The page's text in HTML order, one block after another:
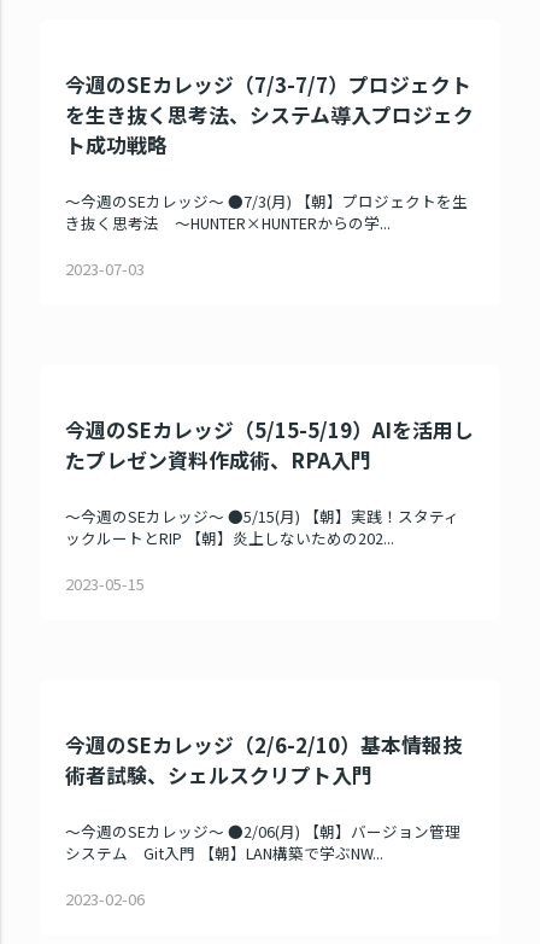
今週のSEカレッジ（7/3-7/7）プロジェクト
を生き抜く思考法、システム導入プロジェク
ト成功戦略
～今週のSEカレッジ～ ●7/3(月) 【朝】プロジェクトを生
き抜く思考法 ～HUNTER×HUNTERからの学...
2023-07-03
今週のSEカレッジ（5/15-5/19）AIを活用し
たプレゼン資料作成術、RPA入門
～今週のSEカレッジ～ ●5/15(月) 【朝】実践！スタティ
ックルートとRIP 【朝】炎上しないための202...
2023-05-15
今週のSEカレッジ（2/6-2/10）基本情報技
術者試験、シェルスクリプト入門
～今週のSEカレッジ～ ●2/06(月) 【朝】バージョン管理
システム Git入門 【朝】LAN構築で学ぶNW...
2023-02-06